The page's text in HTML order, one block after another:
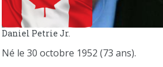
Daniel Petrie Jr.
Né le 30 octobre 1952 (73 ans).